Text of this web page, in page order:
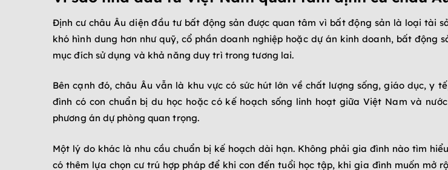
Định cư châu Âu diện đầu tư bất động sản được quan tâm vì bất động sản là loại tài
khó hình dung hơn như quỹ, cổ phần doanh nghiệp hoặc dự án kinh doanh, bất
mục đích sử dụng và khả năng duy trì trong tương lai.
Bên cạnh đó, châu Âu vẫn là khu vực có sức hút lớn về chất lượng sống, giáo dục, y
đình có con chuẩn bị du học hoặc có kế hoạch sống linh hoạt giữa Việt Nam và
phương án dự phòng quan trọng.
Một lý do khác là nhu cầu chuẩn bị kế hoạch dài hạn. Không phải gia đình nào tìm
có thêm lựa chọn cư trú hợp pháp để khi con đến tuổi học tập, khi gia đình muốn mở